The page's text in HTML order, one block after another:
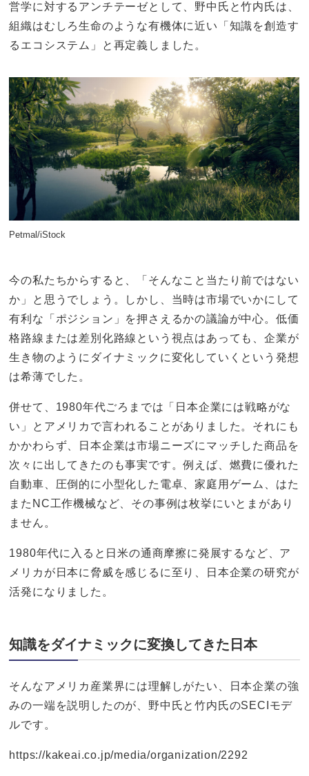
営学に対するアンチテーゼとして、野中氏と竹内氏は、
組織はむしろ生命のような有機体に近い「知識を創造す
るエコシステム」と再定義しました。
Petmal/iStock
今の私たちからすると、「そんなこと当たり前ではない
か」と思うでしょう。しかし、当時は市場でいかにして
有利な「ポジション」を押さえるかの議論が中心。低価
格路線または差別化路線という視点はあっても、企業が
生き物のようにダイナミックに変化していくという発想
は希薄でした。
併せて、1980年代ごろまでは「日本企業には戦略がな
い」とアメリカで言われることがありました。それにも
かかわらず、日本企業は市場ニーズにマッチした商品を
次々に出してきたのも事実です。例えば、燃費に優れた
自動車、圧倒的に小型化した電卓、家庭用ゲーム、はた
またNC工作機械など、その事例は枚挙にいとまがあり
ません。
1980年代に入ると日米の通商摩擦に発展するなど、ア
メリカが日本に脅威を感じるに至り、日本企業の研究が
活発になりました。
知識をダイナミックに変換してきた日本
そんなアメリカ産業界には理解しがたい、日本企業の強
みの一端を説明したのが、野中氏と竹内氏のSECIモデ
ルです。
https://kakeai.co.jp/media/organization/2292